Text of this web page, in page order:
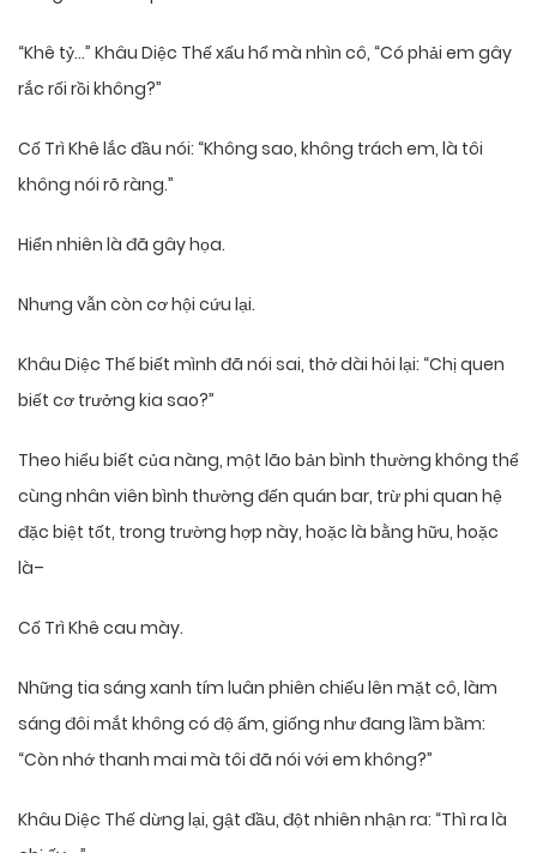
“Khê tỷ…” Khâu Diệc Thế xấu hổ mà nhìn cô, “Có phải em gây
rắc rối rồi không?”
Cố Trì Khê lắc đầu nói: “Không sao, không trách em, là tôi
không nói rõ ràng.”
Hiển nhiên là đã gây họa.
Nhưng vẫn còn cơ hội cứu lại.
Khâu Diệc Thế biết mình đã nói sai, thở dài hỏi lại: “Chị quen
biết cơ trưởng kia sao?”
Theo hiểu biết của nàng, một lão bản bình thường không thể
cùng nhân viên bình thường đến quán bar, trừ phi quan hệ
đặc biệt tốt, trong trường hợp này, hoặc là bằng hữu, hoặc
là–
Cố Trì Khê cau mày.
Những tia sáng xanh tím luân phiên chiếu lên mặt cô, làm
sáng đôi mắt không có độ ấm, giống như đang lầm bầm:
“Còn nhớ thanh mai mà tôi đã nói với em không?”
Khâu Diệc Thế dừng lại, gật đầu, đột nhiên nhận ra: “Thì ra là